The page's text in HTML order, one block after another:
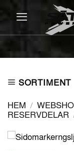
SORTIMENT
HEM /
RESERVDELAR